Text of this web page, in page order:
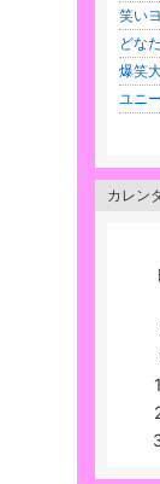
笑い
どな
爆笑
ユニ
カレン